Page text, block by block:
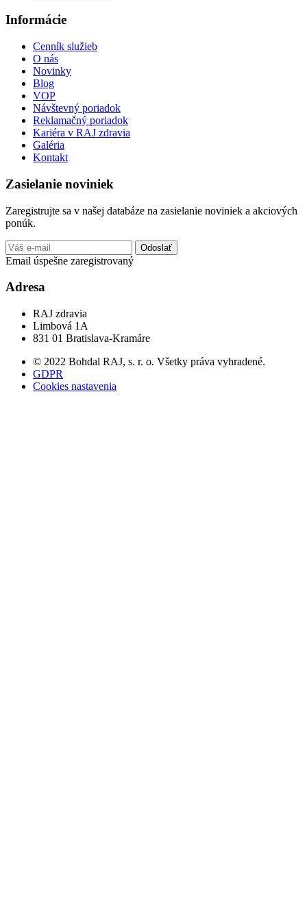
Informácie
Cenník služieb
O nás
Novinky
Blog
VOP
Návštevný poriadok
Reklamačný poriadok
Kariéra v RAJ zdravia
Galéria
Kontakt
Zasielanie noviniek
Zaregistrujte sa v našej databáze na zasielanie noviniek a akciových
ponúk.
Odoslať
Email úspešne zaregistrovaný
Adresa
RAJ zdravia
Limbová 1A
831 01 Bratislava-Kramáre
© 2022 Bohdal RAJ, s. r. o. Všetky práva vyhradené.
GDPR
Cookies nastavenia